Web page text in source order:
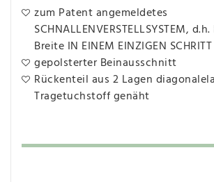
zum Patent angemeldetes
SCHNALLENVERSTELLSYSTEM,
Breite IN EINEM EINZIGEN
gepolsterter Beinausschnitt
Rückenteil aus 2 Lagen
Tragetuchstoff genäht